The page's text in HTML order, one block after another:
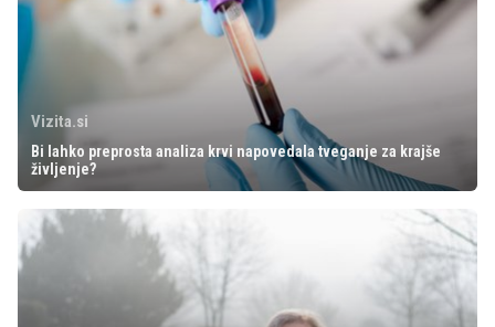
Vizita.si
Bi lahko preprosta analiza krvi napovedala tveganje za krajše
življenje?